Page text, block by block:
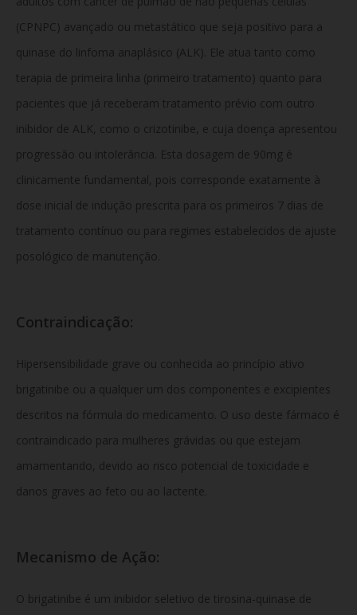
(CPNPC) avançado ou metastático que seja positivo para a
quinase do linfoma anaplásico (ALK). Ele atua tanto como
terapia de primeira linha (primeiro tratamento) quanto para
pacientes que já receberam tratamento prévio com outro
inibidor de ALK, como o crizotinibe, e cuja doença apresentou
progressão ou intolerância. Esta dosagem de 90mg é
clinicamente fundamental, pois corresponde exatamente à
dose inicial de indução prescrita para os primeiros 7 dias de
tratamento contínuo ou para regimes estabelecidos de ajuste
posológico de manutenção.
Contraindicação:
Hipersensibilidade grave ou conhecida ao princípio ativo
brigatinibe ou a qualquer um dos componentes e excipientes
descritos na fórmula do medicamento. O uso deste fármaco é
contraindicado para mulheres grávidas ou que estejam
amamentando, devido ao risco potencial de toxicidade e
danos graves ao feto ou ao lactente.
Mecanismo de Ação:
O brigatinibe é um inibidor seletivo de tirosina-quinase de